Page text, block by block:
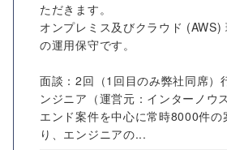
ただきます。
オンプレミス及びクラウド (AWS)
の運用保守です。
面談：2回（1回目のみ弊社同席）
ンジニア（運営元：インターノウ
エンド案件を中心に常時8000件の
り、エンジニアの...